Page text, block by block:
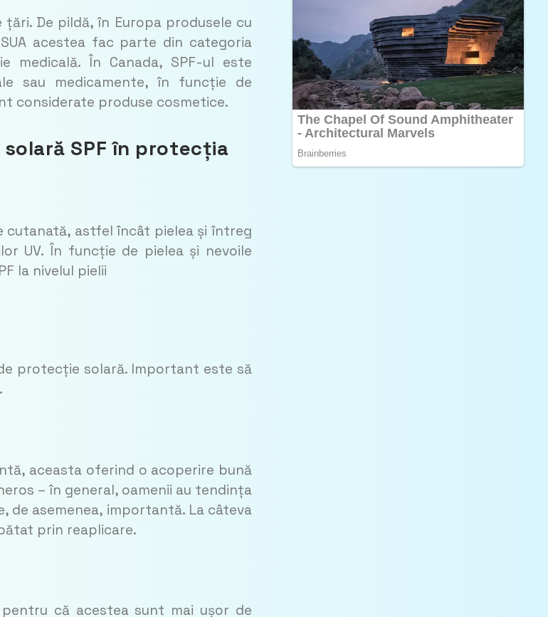
De pildă, în Europa produsele cu
acestea fac parte din categoria
medicală. În Canada, SPF-ul este
sau medicamente, în funcție de
considerate produse cosmetice.
SPF în protecția
cutanată, astfel încât pielea și întreg
UV. În funcție de pielea și nevoile
la nivelul pielii
protecție solară. Important este să
aceasta oferind o acoperire bună
– în general, oamenii au tendința
de asemenea, importantă. La câteva
prin reaplicare.
că acestea sunt mai ușor de